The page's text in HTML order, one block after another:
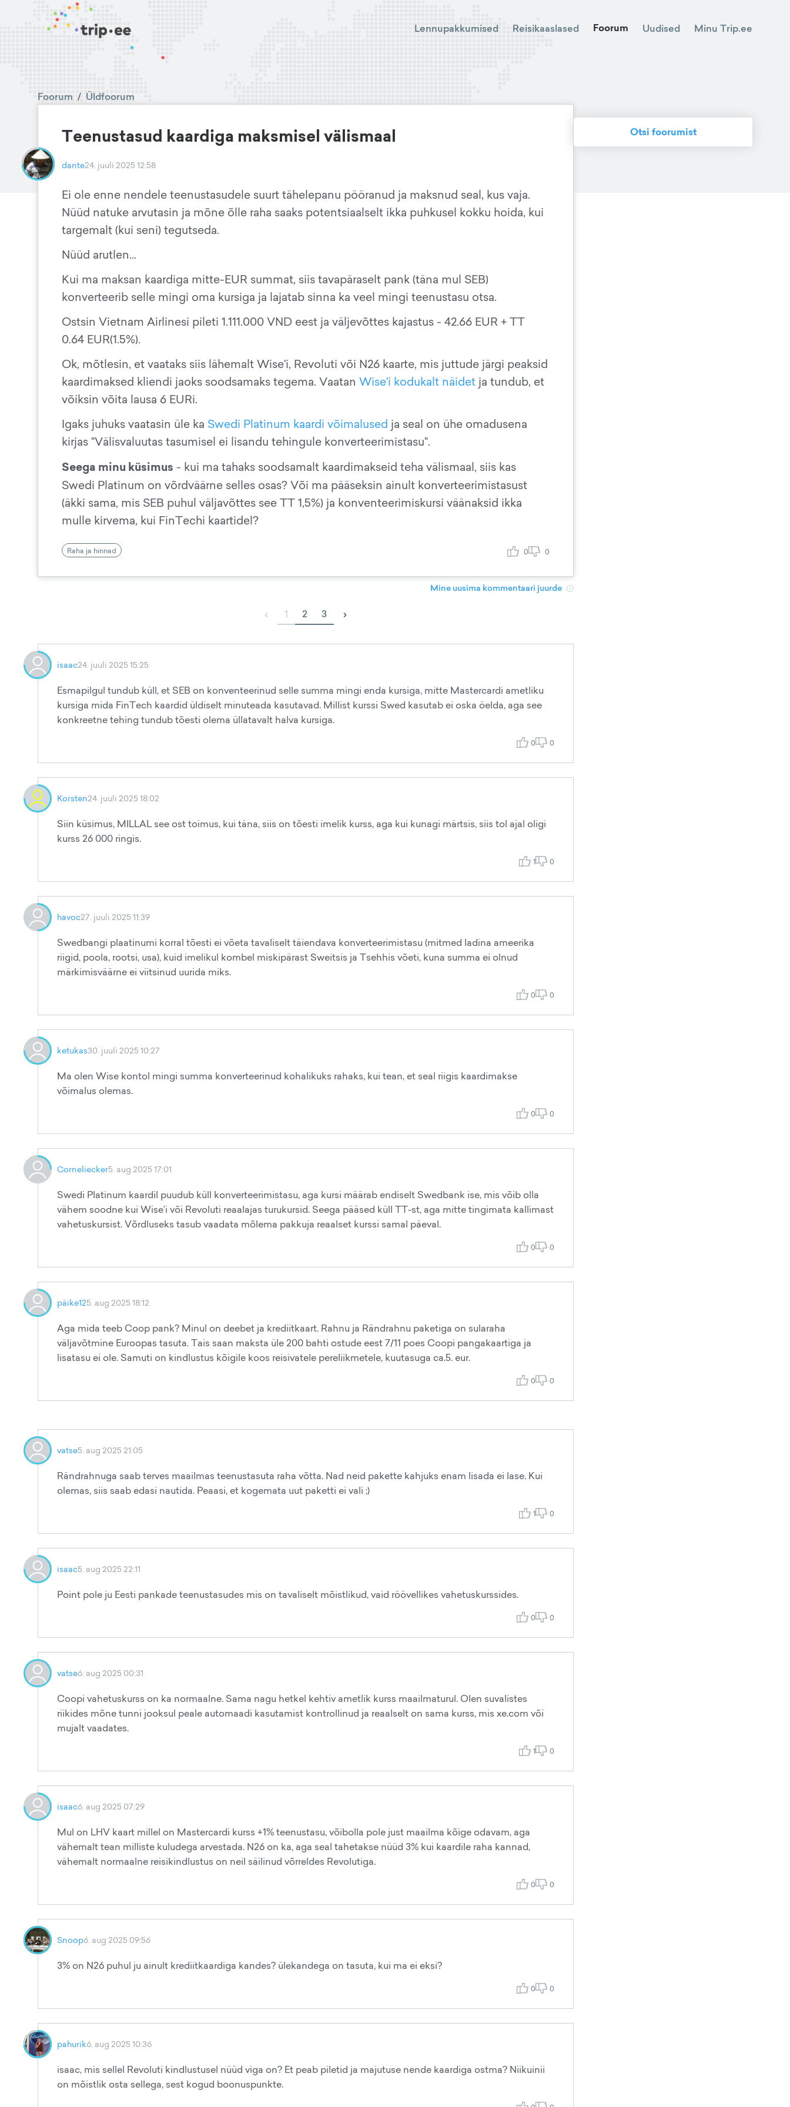
Lennupakkumised Reisikaaslased Foorum Uudised Minu Trip.ee
Foorum / Üldfoorum
Teenustasud kaardiga maksmisel välismaal
dante24. juuli 2025 12:58
Ei ole enne nendele teenustasudele suurt tähelepanu pööranud ja maksnud seal, kus vaja.
Nüüd natuke arvutasin ja mõne õlle raha saaks potentsiaalselt ikka puhkusel kokku hoida, kui
targemalt (kui seni) tegutseda.
Nüüd arutlen...
Kui ma maksan kaardiga mitte-EUR summat, siis tavapäraselt pank (täna mul SEB)
konverteerib selle mingi oma kursiga ja lajatab sinna ka veel mingi teenustasu otsa.
Ostsin Vietnam Airlinesi pileti 1.111.000 VND eest ja väljevõttes kajastus - 42.66 EUR + TT
0.64 EUR­‌(1.5%).
Ok, mõtlesin, et vaataks siis lähemalt Wise'i, Revoluti või N26 kaarte, mis juttude järgi peaksid
kaardimaksed kliendi jaoks soodsamaks tegema. Vaatan Wise'i kodukalt näidet ja tundub, et
võiksin võita lausa 6 EURi.
Igaks juhuks vaatasin üle ka Swedi Platinum kaardi võimalused ja seal on ühe omadusena
kirjas "Välisvaluutas tasumisel ei lisandu tehingule konverteerimistasu".
Seega minu küsimus - kui ma tahaks soodsamalt kaardimakseid teha välismaal, siis kas
Swedi Platinum on võrdväärne selles osas? Või ma pääseksin ainult konverteerimistasust
(äkki sama, mis SEB puhul väljavõttes see TT 1,5%) ja konventeerimiskursi väänaksid ikka
mulle kirvema, kui FinTechi kaartidel?
Raha ja hinnad 0 0
Mine uusima kommentaari juurde
‹ 1 2 3 ›
isaac24. juuli 2025 15:25
Esmapilgul tundub küll, et SEB on konventeerinud selle summa mingi enda kursiga, mitte Mastercardi ametliku
kursiga mida FinTech kaardid üldiselt minuteada kasutavad. Millist kurssi Swed kasutab ei oska öelda, aga see
konkreetne tehing tundub tõesti olema üllatavalt halva kursiga.
0 0
Korsten24. juuli 2025 18:02
Siin küsimus, MILLAL see ost toimus, kui täna, siis on tõesti imelik kurss, aga kui kunagi märtsis, siis tol ajal oligi
kurss 26 000 ringis.
1 0
havoc27. juuli 2025 11:39
Swedbangi plaatinumi korral tõesti ei võeta tavaliselt täiendava konverteerimistasu (mitmed ladina ameerika
riigid, poola, rootsi, usa), kuid imelikul kombel miskipärast Sweitsis ja Tsehhis võeti, kuna summa ei olnud
märkimisväärne ei viitsinud uurida miks.
0 0
ketukas30. juuli 2025 10:27
Ma olen Wise kontol mingi summa konverteerinud kohalikuks rahaks, kui tean, et seal riigis kaardimakse
võimalus olemas.
0 0
Corneliecker5. aug 2025 17:01
Swedi Platinum kaardil puudub küll konverteerimistasu, aga kursi määrab endiselt Swedbank ise, mis võib olla
vähem soodne kui Wise’i või Revoluti reaalajas turukursid. Seega pääsed küll TT-st, aga mitte tingimata kallimast
vahetuskursist. Võrdluseks tasub vaadata mõlema pakkuja reaalset kurssi samal päeval.
0 0
päike125. aug 2025 18:12
Aga mida teeb Coop pank? Minul on deebet ja krediitkaart. Rahnu ja Rändrahnu paketiga on sularaha
väljavõtmine Euroopas tasuta. Tais saan maksta üle 200 bahti ostude eest 7/11 poes Coopi pangakaartiga ja
lisatasu ei ole. Samuti on kindlustus kõigile koos reisivatele pereliikmetele, kuutasuga ca.5. eur.
0 0
vatse5. aug 2025 21:05
Rändrahnuga saab terves maailmas teenustasuta raha võtta. Nad neid pakette kahjuks enam lisada ei lase. Kui
olemas, siis saab edasi nautida. Peaasi, et kogemata uut paketti ei vali ;)
1 0
isaac5. aug 2025 22:11
Point pole ju Eesti pankade teenustasudes mis on tavaliselt mõistlikud, vaid röövellikes vahetuskurssides.
0 0
vatse6. aug 2025 00:31
Coopi vahetuskurss on ka normaalne. Sama nagu hetkel kehtiv ametlik kurss maailmaturul. Olen suvalistes
riikides mõne tunni jooksul peale automaadi kasutamist kontrollinud ja reaalselt on sama kurss, mis xe.com või
mujalt vaadates.
1 0
isaac6. aug 2025 07:29
Mul on LHV kaart millel on Mastercardi kurss +1% teenustasu, võibolla pole just maailma kõige odavam, aga
vähemalt tean milliste kuludega arvestada. N26 on ka, aga seal tahetakse nüüd 3% kui kaardile raha kannad,
vähemalt normaalne reisikindlustus on neil säilinud võrreldes Revolutiga.
0 0
Snoop6. aug 2025 09:56
3% on N26 puhul ju ainult krediitkaardiga kandes? ülekandega on tasuta, kui ma ei eksi?
0 0
pahurik6. aug 2025 10:36
isaac, mis sellel Revoluti kindlustusel nüüd viga on? Et peab piletid ja majutuse nende kaardiga ostma? Niikuinii
on mõistlik osta sellega, sest kogud boonuspunkte.
Otsi foorumist